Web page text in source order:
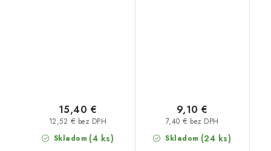
Skladom (4 ks)
12,52 € bez DPH
15,40 €
Skladom (24 ks)
7,40 € bez DPH
9,10 €